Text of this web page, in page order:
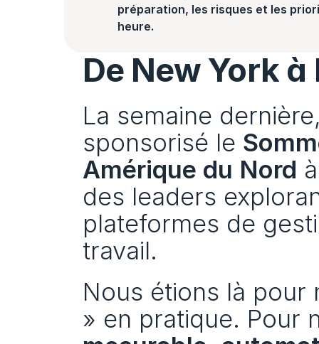
préparation, les risques et les
heure.
De New York
La semaine
sponsorisé le
Amérique du Nord
des leaders
plateformes de
travail.
Nous étions là pour
» en pratique. Pour